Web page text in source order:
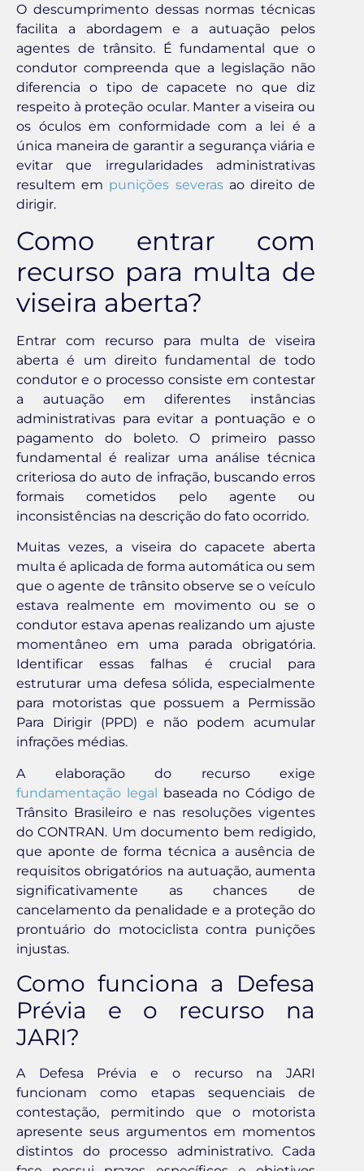
O descumprimento dessas normas técnicas
facilita a abordagem e a autuação pelos
agentes de trânsito. É fundamental que o
condutor compreenda que a legislação não
diferencia o tipo de capacete no que diz
respeito à proteção ocular. Manter a viseira ou
os óculos em conformidade com a lei é a
única maneira de garantir a segurança viária e
evitar que irregularidades administrativas
resultem em punições severasao direito de
dirigir.
Como entrar com
recurso para multa de
viseira aberta?
Entrar com recurso para multa de viseira
aberta é um direito fundamental de todo
condutor e o processo consiste em contestar
a autuação em diferentes instâncias
administrativas para evitar a pontuação e o
pagamento do boleto. O primeiro passo
fundamental é realizar uma análise técnica
criteriosa do auto de infração, buscando erros
formais cometidos pelo agente ou
inconsistências na descrição do fato ocorrido.
Muitas vezes, a viseira do capacete aberta
multa é aplicada de forma automática ou sem
que o agente de trânsito observe se o veículo
estava realmente em movimento ou se o
condutor estava apenas realizando um ajuste
momentâneo em uma parada obrigatória.
Identificar essas falhas é crucial para
estruturar uma defesa sólida, especialmente
para motoristas que possuem a Permissão
Para Dirigir (PPD) e não podem acumular
infrações médias.
A elaboração do recurso exige
fundamentação legal baseada no Código de
Trânsito Brasileiro e nas resoluções vigentes
do CONTRAN. Um documento bem redigido,
que aponte de forma técnica a ausência de
requisitos obrigatórios na autuação, aumenta
significativamente as chances de
cancelamento da penalidade e a proteção do
prontuário do motociclista contra punições
injustas.
Como funciona a Defesa
Prévia e o recurso na
JARI?
A Defesa Prévia e o recurso na JARI
funcionam como etapas sequenciais de
contestação, permitindo que o motorista
apresente seus argumentos em momentos
distintos do processo administrativo. Cada